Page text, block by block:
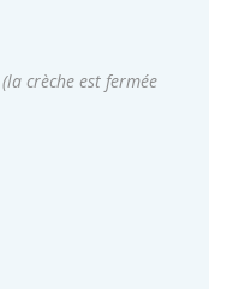
(la crèche est fermée